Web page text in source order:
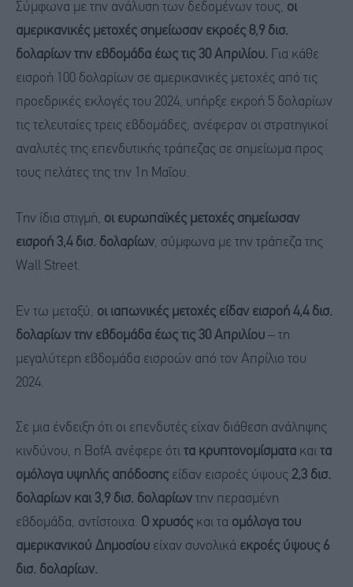
Σύμφωνα με την ανάλυση των δεδομένων τους, οι
αμερικανικές μετοχές σημείωσαν εκροές 8,9 δισ.
δολαρίων την εβδομάδα έως τις 30 Απριλίου. Για κάθε
εισροή 100 δολαρίων σε αμερικανικές μετοχές από τις
προεδρικές εκλογές του 2024, υπήρξε εκροή 5 δολαρίων
τις τελευταίες τρεις εβδομάδες, ανέφεραν οι στρατηγικοί
αναλυτές της επενδυτικής τράπεζας σε σημείωμα προς
τους πελάτες της την 1η Μαΐου.
Την ίδια στιγμή, οι ευρωπαϊκές μετοχές σημείωσαν
εισροή 3,4 δισ. δολαρίων, σύμφωνα με την τράπεζα της
Wall Street.
Εν τω μεταξύ, οι ιαπωνικές μετοχές είδαν εισροή 4,4 δισ.
δολαρίων την εβδομάδα έως τις 30 Απριλίου – τη
μεγαλύτερη εβδομάδα εισροών από τον Απρίλιο του
2024.
Σε μια ένδειξη ότι οι επενδυτές είχαν διάθεση ανάληψης
κινδύνου, η BofA ανέφερε ότι τα κρυπτονομίσματα και τα
ομόλογα υψηλής απόδοσης είδαν εισροές ύψους 2,3 δισ.
δολαρίων και 3,9 δισ. δολαρίων την περασμένη
εβδομάδα, αντίστοιχα. Ο χρυσός και τα ομόλογα του
αμερικανικού Δημοσίου είχαν συνολικά εκροές ύψους 6
δισ. δολαρίων.